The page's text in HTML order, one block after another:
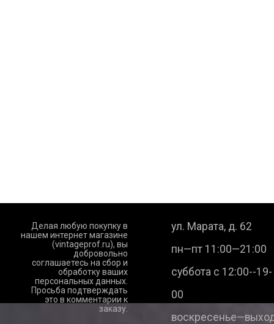
Делая любую покупку в
нашем интернет магазине
(vintageprof.ru), вы
добровольно
соглашаетесь на сбор и
обработку ваших
персональных данных.
Просьба подтверждать
это в комментарии к
заказу.
ул. Марата, д. 62
пн—пт 11:00—21:00
суббота с 12:00--19-
00